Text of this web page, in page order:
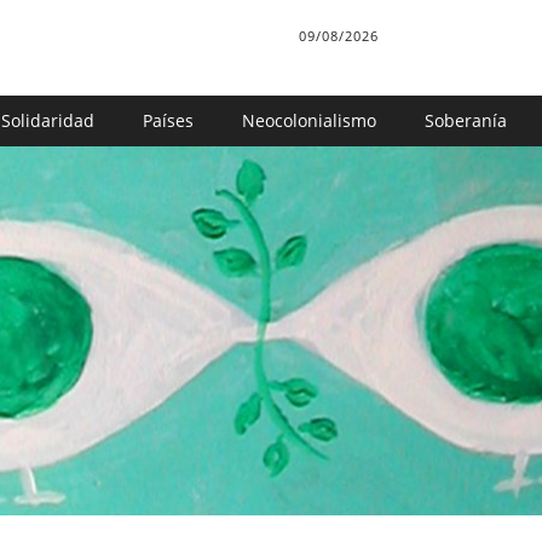
09/08/2026
Solidaridad Países Neocolonialismo Soberanía